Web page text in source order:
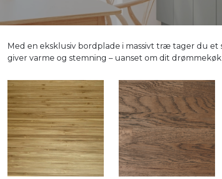
Med en eksklusiv bordplade i massivt træ tager du
giver varme og stemning – uanset om dit